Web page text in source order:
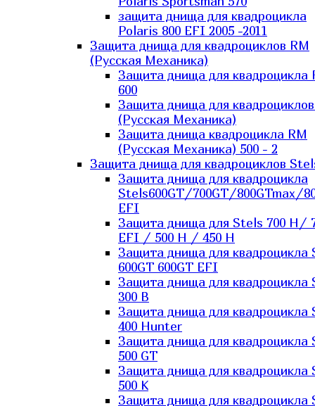
защита днища для квадроцикла
Polaris 800 EFI 2005 -2011
Защита днища для квадроциклов RM
(Русская Механика)
Защита днища для квадроцикла
600
Защита днища для
(Русская Механика)
Защита днища квадроцикла RM
(Русская Механика) 500 - 2
Защита днища для квадроциклов
Защита днища для квадроцикла
Stels600GT/700GT/800GTmax/
EFI
Защита днища для Stels 700 H/
EFI / 500 H / 450 H
Защита днища для квадроцикла
600GT 600GT EFI
Защита днища для квадроцикла
300 B
Защита днища для квадроцикла
400 Hunter
Защита днища для квадроцикла
500 GT
Защита днища для квадроцикла
500 K
Защита днища для квадроцикла